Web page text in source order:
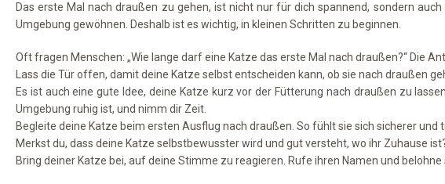
Das erste Mal nach draußen zu gehen, ist nicht nur für dich spannend, sondern
Umgebung gewöhnen. Deshalb ist es wichtig, in kleinen Schritten zu beginnen.
Oft fragen Menschen: „Wie lange darf eine Katze das erste Mal nach draußen?“ Die
Lass die Tür offen, damit deine Katze selbst entscheiden kann, ob sie nach draußen
Es ist auch eine gute Idee, deine Katze kurz vor der Fütterung nach draußen zu
Umgebung ruhig ist, und nimm dir Zeit.
Begleite deine Katze beim ersten Ausflug nach draußen. So fühlt sie sich sicherer und
Merkst du, dass deine Katze selbstbewusster wird und gut versteht, wo ihr Zuhause
Bring deiner Katze bei, auf deine Stimme zu reagieren. Rufe ihren Namen und